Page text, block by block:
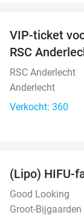
VIP-ticket
RSC
RSC Anderlecht
Anderlecht
Verkocht: 360
(Lipo) HIFU-
Good Looking
Groot-